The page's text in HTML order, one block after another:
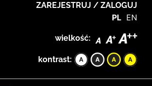
ZAREJESTRUJ / ZALOGUJ
PL EN
wielkość:
kontrast: